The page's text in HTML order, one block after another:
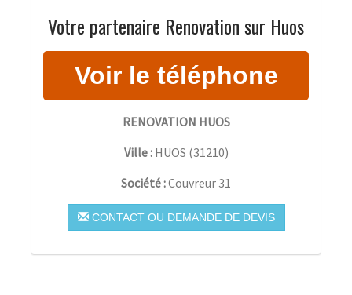
Votre partenaire Renovation sur Huos
RENOVATION HUOS
Ville : HUOS (31210)
Société :Couvreur 31
CONTACT OU DEMANDE DE DEVIS